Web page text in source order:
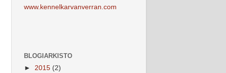
www.kennelkarvanverran.com
BLOGIARKISTO
► 2015 (2)